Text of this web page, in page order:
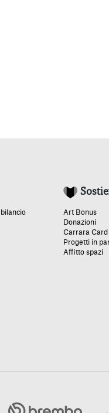
Art Bonus
Donazioni
Carrara Card
Progetti in
Affitto spazi